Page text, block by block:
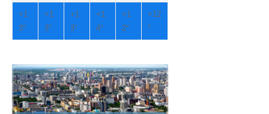
+1
3°
+1
3°
+1
3°
+1
4°
+1
2°
+12
°